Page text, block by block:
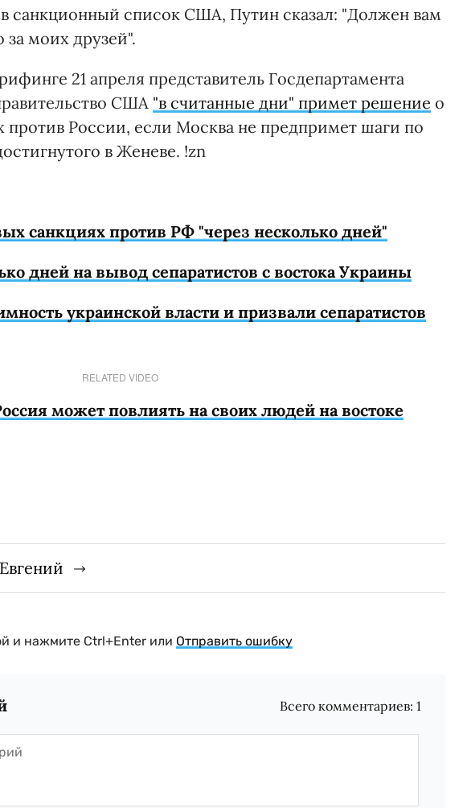
санкционный список США, Путин сказал: "Должен вам
за моих друзей".
21 апреля представитель Госдепартамента
США "в считанные дни" примет решение о
против России, если Москва не предпримет шаги по
в Женеве. !zn
санкциях против РФ "через несколько дней"
дней на вывод сепаратистов с востока Украины
украинской власти и призвали сепаратистов
RELATED VIDEO
может повлиять на своих людей на востоке
и нажмите Ctrl+Enter или Отправить ошибку
Всего комментариев:1